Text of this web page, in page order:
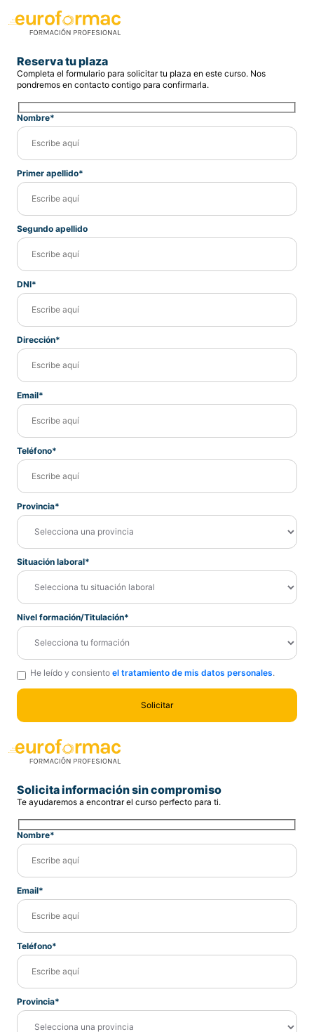
Reserva tu plaza
Completa el formulario para solicitar tu plaza en este curso. Nos
pondremos en contacto contigo para confirmarla.
Nombre*
Primer apellido*
Segundo apellido
DNI*
Dirección*
Email*
Teléfono*
Provincia*
Situación laboral*
Nivel formación/Titulación*
He leído y consiento el tratamiento de mis datos personales.
Solicita información sin compromiso
Te ayudaremos a encontrar el curso perfecto para ti.
Nombre*
Email*
Teléfono*
Provincia*